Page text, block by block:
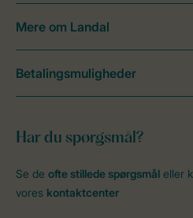
Har du spørgsmål?
Se de ofte stillede spørgsmål eller
vores kontaktcenter
Mere om Landal
Betalingsmuligheder